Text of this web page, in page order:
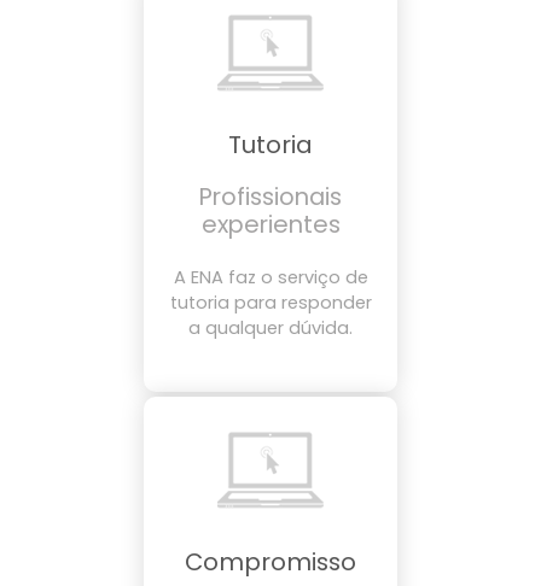
Tutoria
Profissionais
experientes
A ENA faz o serviço de
tutoria para responder
a qualquer dúvida.
Compromisso